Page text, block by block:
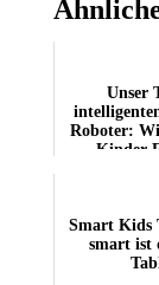
Unser
Roboter:
Kinder-
Smart Kids
smart ist